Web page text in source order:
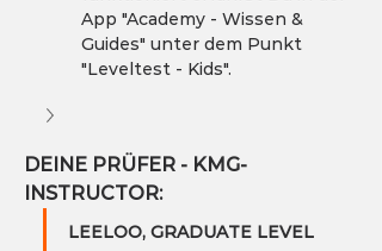
App "Academy - Wissen &
Guides" unter dem Punkt
"Leveltest - Kids".
DEINE PRÜFER - KMG-
INSTRUCTOR:
LEELOO, GRADUATE LEVEL